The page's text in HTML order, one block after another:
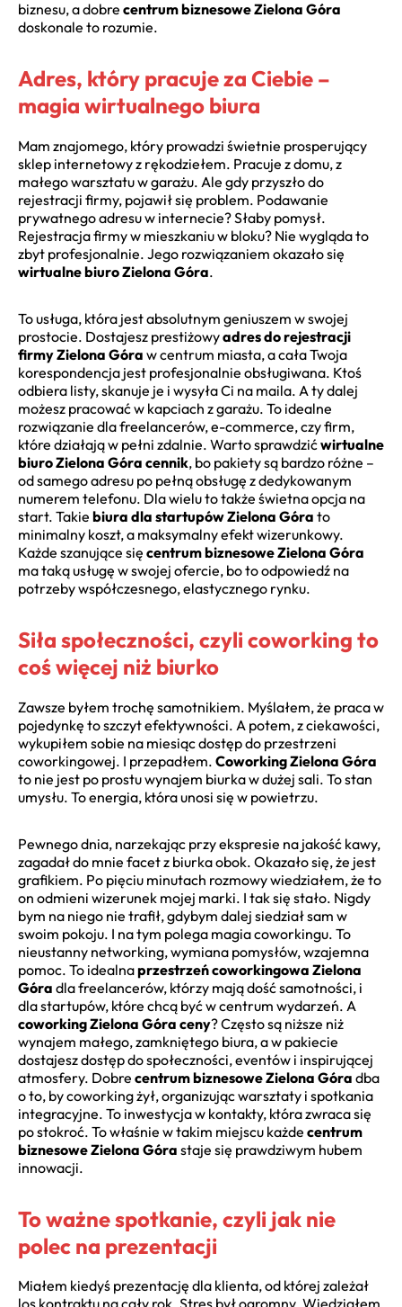
biznesu, a dobre centrum biznesowe Zielona Góra
doskonale to rozumie.
Adres, który pracuje za Ciebie –
magia wirtualnego biura
Mam znajomego, który prowadzi świetnie prosperujący
sklep internetowy z rękodziełem. Pracuje z domu, z
małego warsztatu w garażu. Ale gdy przyszło do
rejestracji firmy, pojawił się problem. Podawanie
prywatnego adresu w internecie? Słaby pomysł.
Rejestracja firmy w mieszkaniu w bloku? Nie wygląda to
zbyt profesjonalnie. Jego rozwiązaniem okazało się
wirtualne biuro Zielona Góra.
To usługa, która jest absolutnym geniuszem w swojej
prostocie. Dostajesz prestiżowyadres do rejestracji
firmy Zielona Góra w centrum miasta, a cała Twoja
korespondencja jest profesjonalnie obsługiwana. Ktoś
odbiera listy, skanuje je i wysyła Ci na maila. A ty dalej
możesz pracować w kapciach z garażu. To idealne
rozwiązanie dla freelancerów, e-commerce, czy firm,
które działają w pełni zdalnie. Warto sprawdzićwirtualne
biuro Zielona Góra cennik, bo pakiety są bardzo różne –
od samego adresu po pełną obsługę z dedykowanym
numerem telefonu. Dla wielu to także świetna opcja na
start. Takie biura dla startupów Zielona Góra to
minimalny koszt, a maksymalny efekt wizerunkowy.
Każde szanujące się centrum biznesowe Zielona Góra
ma taką usługę w swojej ofercie, bo to odpowiedź na
potrzeby współczesnego, elastycznego rynku.
Siła społeczności, czyli coworking to
coś więcej niż biurko
Zawsze byłem trochę samotnikiem. Myślałem, że praca w
pojedynkę to szczyt efektywności. A potem, z ciekawości,
wykupiłem sobie na miesiąc dostęp do przestrzeni
coworkingowej. I przepadłem. Coworking Zielona Góra
to nie jest po prostu wynajem biurka w dużej sali. To stan
umysłu. To energia, która unosi się w powietrzu.
Pewnego dnia, narzekając przy ekspresie na jakość kawy,
zagadał do mnie facet z biurka obok. Okazało się, że jest
grafikiem. Po pięciu minutach rozmowy wiedziałem, że to
on odmieni wizerunek mojej marki. I tak się stało. Nigdy
bym na niego nie trafił, gdybym dalej siedział sam w
swoim pokoju. I na tym polega magia coworkingu. To
nieustanny networking, wymiana pomysłów, wzajemna
pomoc. To idealnaprzestrzeń coworkingowa Zielona
Góra dla freelancerów, którzy mają dość samotności, i
dla startupów, które chcą być w centrum wydarzeń. A
coworking Zielona Góra ceny? Często są niższe niż
wynajem małego, zamkniętego biura, a w pakiecie
dostajesz dostęp do społeczności, eventów i inspirującej
atmosfery. Dobre centrum biznesowe Zielona Góra dba
o to, by coworking żył, organizując warsztaty i spotkania
integracyjne. To inwestycja w kontakty, która zwraca się
po stokroć. To właśnie w takim miejscu każde centrum
biznesowe Zielona Góra staje się prawdziwym hubem
innowacji.
To ważne spotkanie, czyli jak nie
polec na prezentacji
Miałem kiedyś prezentację dla klienta, od której zależał